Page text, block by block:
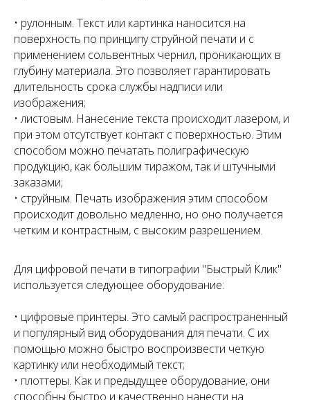
• рулонным. Текст или картинка наносится на
поверхность по принципу струйной печати и с
применением сольвентных чернил, проникающих в
глубину материала. Это позволяет гарантировать
длительность срока службы надписи или
изображения;
• листовым. Нанесение текста происходит лазером, и
при этом отсутствует контакт с поверхностью. Этим
способом можно печатать полиграфическую
продукцию, как большим тиражом, так и штучными
заказами;
• струйным. Печать изображения этим способом
происходит довольно медленно, но оно получается
четким и контрастным, с высоким разрешением.
Для цифровой печати в типографии "Быстрый Клик"
используется следующее оборудование:
• цифровые принтеры. Это самый распространенный
и популярный вид оборудования для печати. С их
помощью можно быстро воспроизвести четкую
картинку или необходимый текст;
• плоттеры. Как и предыдущее оборудование, они
способны быстро и качественно нанести на